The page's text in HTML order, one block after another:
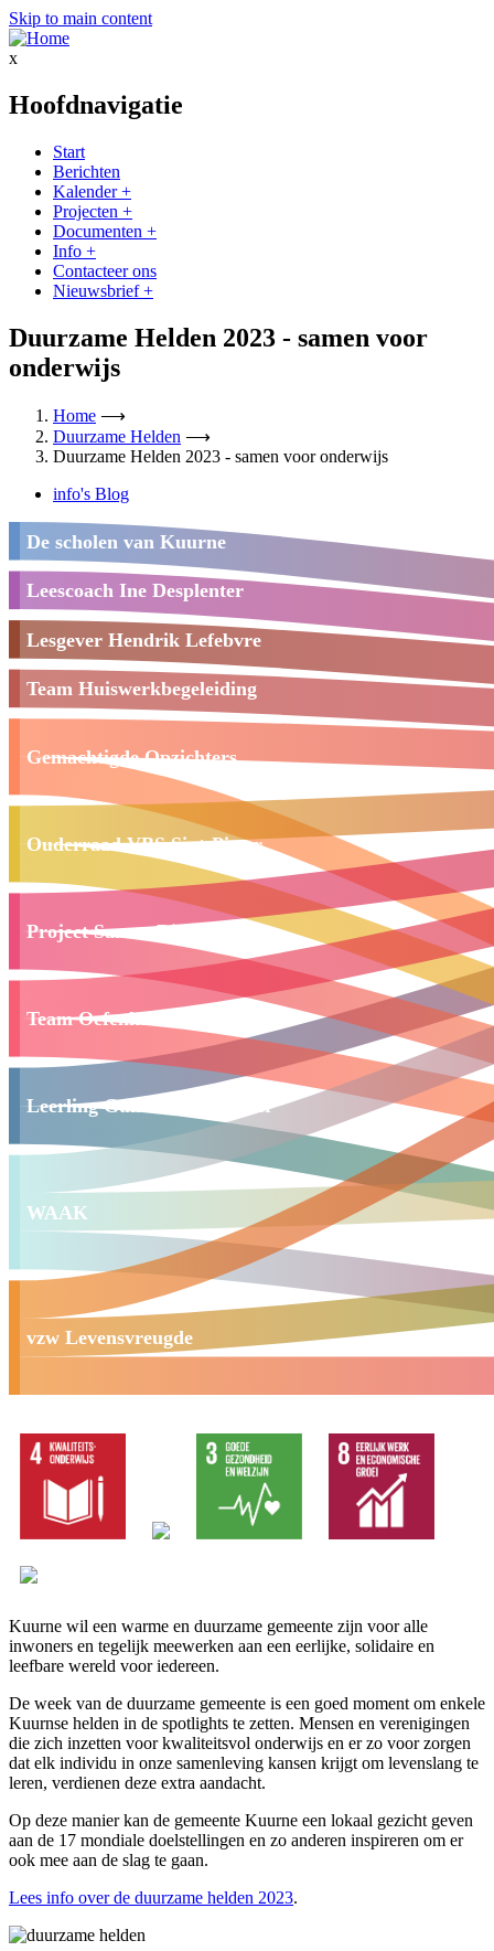
Skip to main content
x
Hoofdnavigatie
Start
Berichten
Kalender+
Projecten +
Documenten +
Info +
Contacteer ons
Nieuwsbrief+
Duurzame Helden 2023 - samen voor
onderwijs
Home ⟶
Duurzame Helden ⟶
Duurzame Helden 2023 - samen voor onderwijs
info's Blog
De scholen van Kuurne
Gemachtigde Opzichters
Leerling Guilliam De Backer
Leescoach Ine Desplenter
Lesgever Hendrik Lefebvre
Ouderraad VBS Sint-Pieter
Project Samen Digitaal
Team Huiswerkbegeleiding
Team Oefenkansen Nederlands
WAAK
vzw Levensvreugde
Kuurne wil een warme en duurzame gemeente zijn voor alle
inwoners en tegelijk meewerken aan een eerlijke, solidaire en
leefbare wereld voor iedereen.
De week van de duurzame gemeente is een goed moment om enkele
Kuurnse helden in de spotlights te zetten. Mensen en verenigingen
die zich inzetten voor kwaliteitsvol onderwijs en er zo voor zorgen
dat elk individu in onze samenleving kansen krijgt om levenslang te
leren, verdienen deze extra aandacht.
Op deze manier kan de gemeente Kuurne een lokaal gezicht geven
aan de 17 mondiale doelstellingen en zo anderen inspireren om er
ook mee aan de slag te gaan.
Lees info over de duurzame helden 2023.